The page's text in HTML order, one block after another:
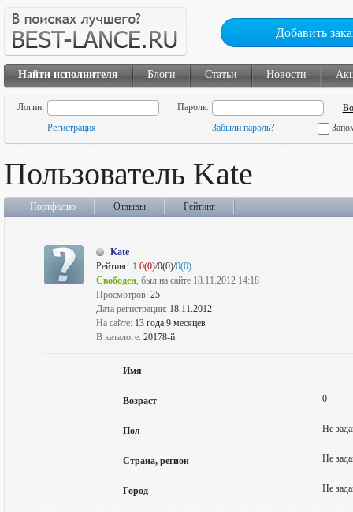
Добавить
Найти исполнителя Блоги Статьи Новости
Логин:
Пароль:
Регистрация
Забыли пароль?
Пользователь Kate
Портфолио Отзывы Рейтинг
Kate
Рейтинг: 1 0(0)/0(0)/0(0)
Свободен, был на сайте 18.11.2012 14:18
Просмотров: 25
Дата регистрации: 18.11.2012
На сайте: 13 года 9 месяцев
В каталоге: 20178-й
Имя
Возраст 0
Пол Не
Страна, регион Не
Город Не